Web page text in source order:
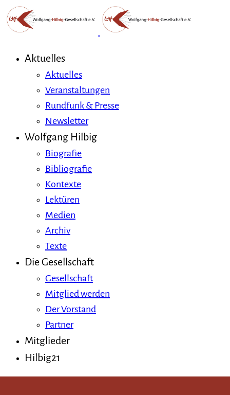
Aktuelles
Aktuelles
Veranstaltungen
Rundfunk & Presse
Newsletter
Wolfgang Hilbig
Biografie
Bibliografie
Kontexte
Lektüren
Medien
Archiv
Texte
Die Gesellschaft
Gesellschaft
Mitglied werden
Der Vorstand
Partner
Mitglieder
Hilbig21